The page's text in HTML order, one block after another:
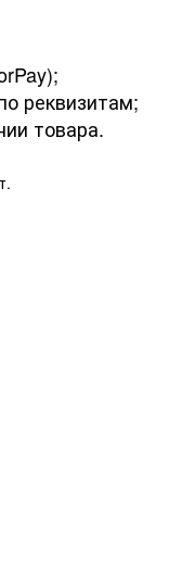
реквизитам;
товара.